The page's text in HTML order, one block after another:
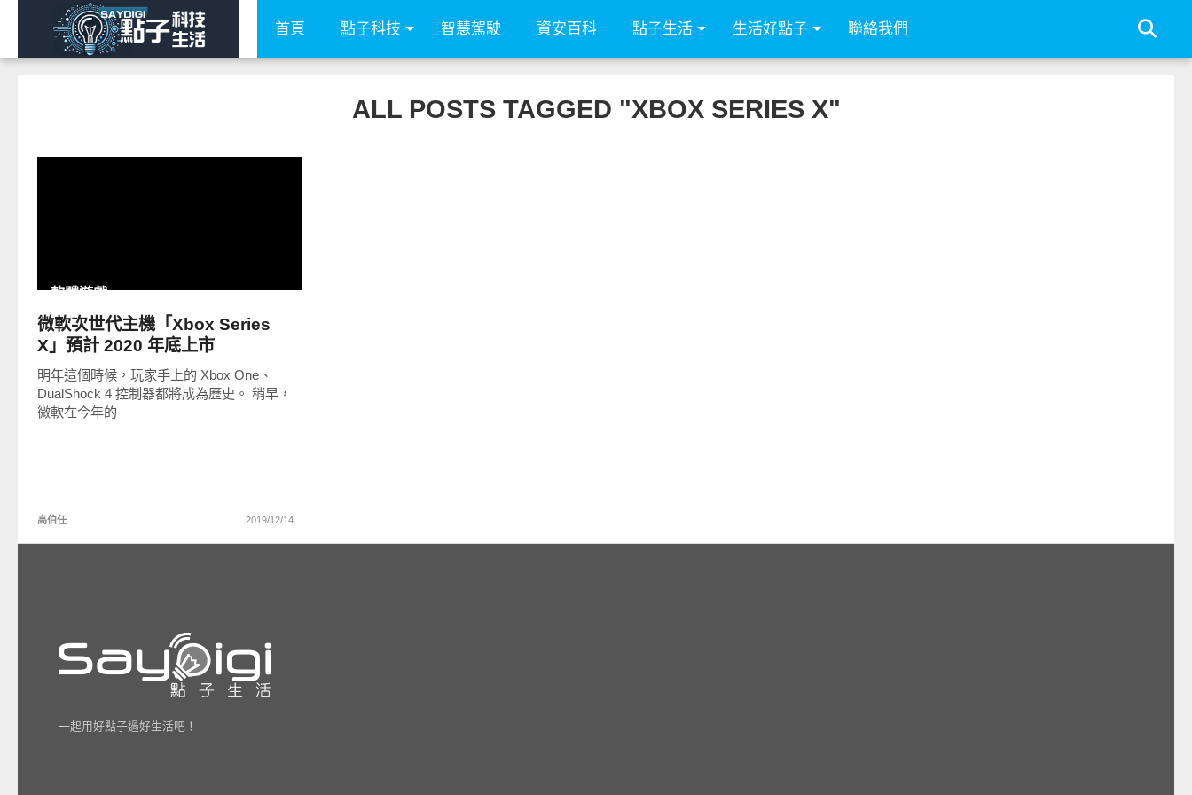
首頁 點子科技 智慧駕駛 資安百科 點子生活 生活好點子 聯絡我們
ALL POSTS TAGGED "XBOX SERIES X"
軟體遊戲
微軟次世代主機「Xbox Series
X」預計 2020 年底上市
明年這個時候，玩家手上的 Xbox One、
DualShock 4 控制器都將成為歷史。 稍早，
微軟在今年的
高伯任 2019/12/14
一起用好點子過好生活吧！